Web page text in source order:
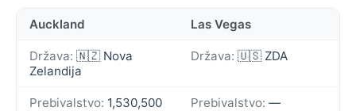
Auckland Las Vegas
Država: 🇳🇿 Nova
Zelandija
Država: 🇺🇸 ZDA
Prebivalstvo: 1,530,500 Prebivalstvo: —